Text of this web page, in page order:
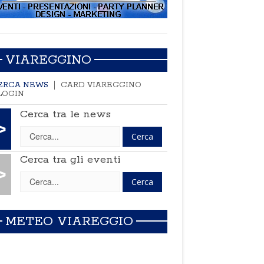
VIAREGGINO
NEWS
CARD VIAREGGINO
Cerca tra le news
Cerca tra gli eventi
METEO VIAREGGIO